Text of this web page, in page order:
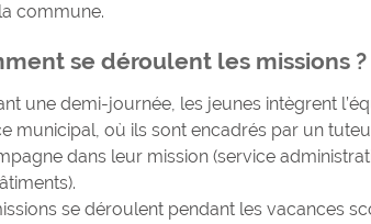
commune.
se déroulent les missions ?
une demi-journée, les jeunes intègrent
municipal, où ils sont encadrés par un
dans leur mission (service
se déroulent pendant les vacances